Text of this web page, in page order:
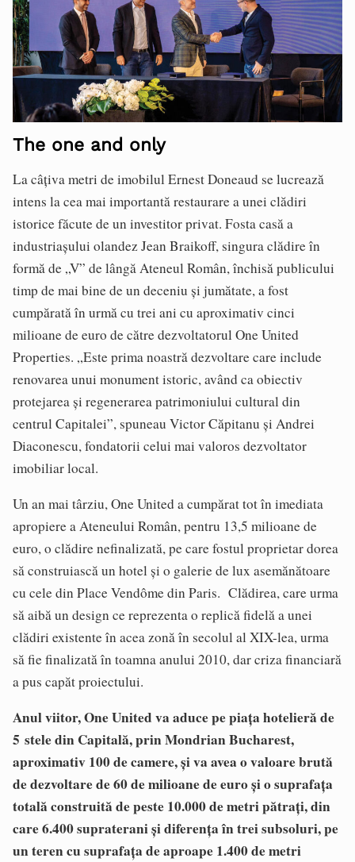
The one and only
La câțiva metri de imobilul Ernest Doneaud se lucrează
intens la cea mai importantă restaurare a unei clădiri
istorice făcute de un investitor privat. Fosta casă a
industriașului olandez Jean Braikoff, singura clădire în
formă de „V” de lângă Ateneul Român, închisă publicului
timp de mai bine de un deceniu și jumătate, a fost
cumpărată în urmă cu trei ani cu aproximativ cinci
milioane de euro de către dezvoltatorul One United
Properties. „Este prima noastră dezvoltare care include
renovarea unui monument istoric, având ca obiectiv
protejarea și regenerarea patrimoniului cultural din
centrul Capitalei”, spuneau Victor Căpitanu și Andrei
Diaconescu, fondatorii celui mai valoros dezvoltator
imobiliar local.
Un an mai târziu, One United a cumpărat tot în imediata
apropiere a Ateneului Român, pentru 13,5 milioane de
euro, o clădire nefinalizată, pe care fostul proprietar dorea
să construiască un hotel și o galerie de lux asemănătoare
cu cele din Place Vendôme din Paris. Clădirea, care urma
să aibă un design ce reprezenta o replică fidelă a unei
clădiri existente în acea zonă în secolul al XIX-lea, urma
să fie finalizată în toamna anului 2010, dar criza financiară
a pus capăt proiectului.
Anul viitor, One United va aduce pe piața hotelieră de
5 stele din Capitală, prin Mondrian Bucharest,
aproximativ 100 de camere, și va avea o valoare brută
de dezvoltare de 60 de milioane de euro și o suprafața
totală construită de peste 10.000 de metri pătrați, din
care 6.400 supraterani și diferența în trei subsoluri, pe
un teren cu suprafața de aproape 1.400 de metri